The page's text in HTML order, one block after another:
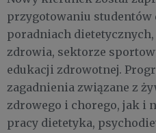
przygotowaniu studentów
poradniach
zdrowia, sektorze
edukacji zdrowotnej.
zagadnienia związane z
zdrowego i chorego, jak i
pracy dietetyka,